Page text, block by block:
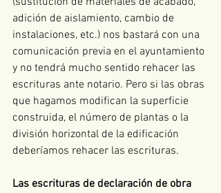
adición de aislamiento, cambio de
instalaciones, etc.) nos bastará con una
comunicación previa en el ayuntamiento
y no tendrá mucho sentido rehacer las
escrituras ante notario. Pero si las obras
que hagamos modifican la superficie
construida, el número de plantas o la
división horizontal de la edificación
deberíamos rehacer las escrituras.
Las escrituras de declaración de obra